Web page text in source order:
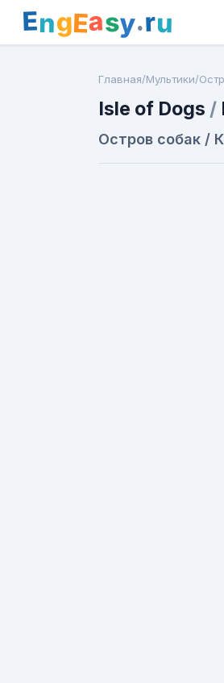
EngEasy.ru
Главная/Мультики/
Isle of Dogs /
Остров собак /